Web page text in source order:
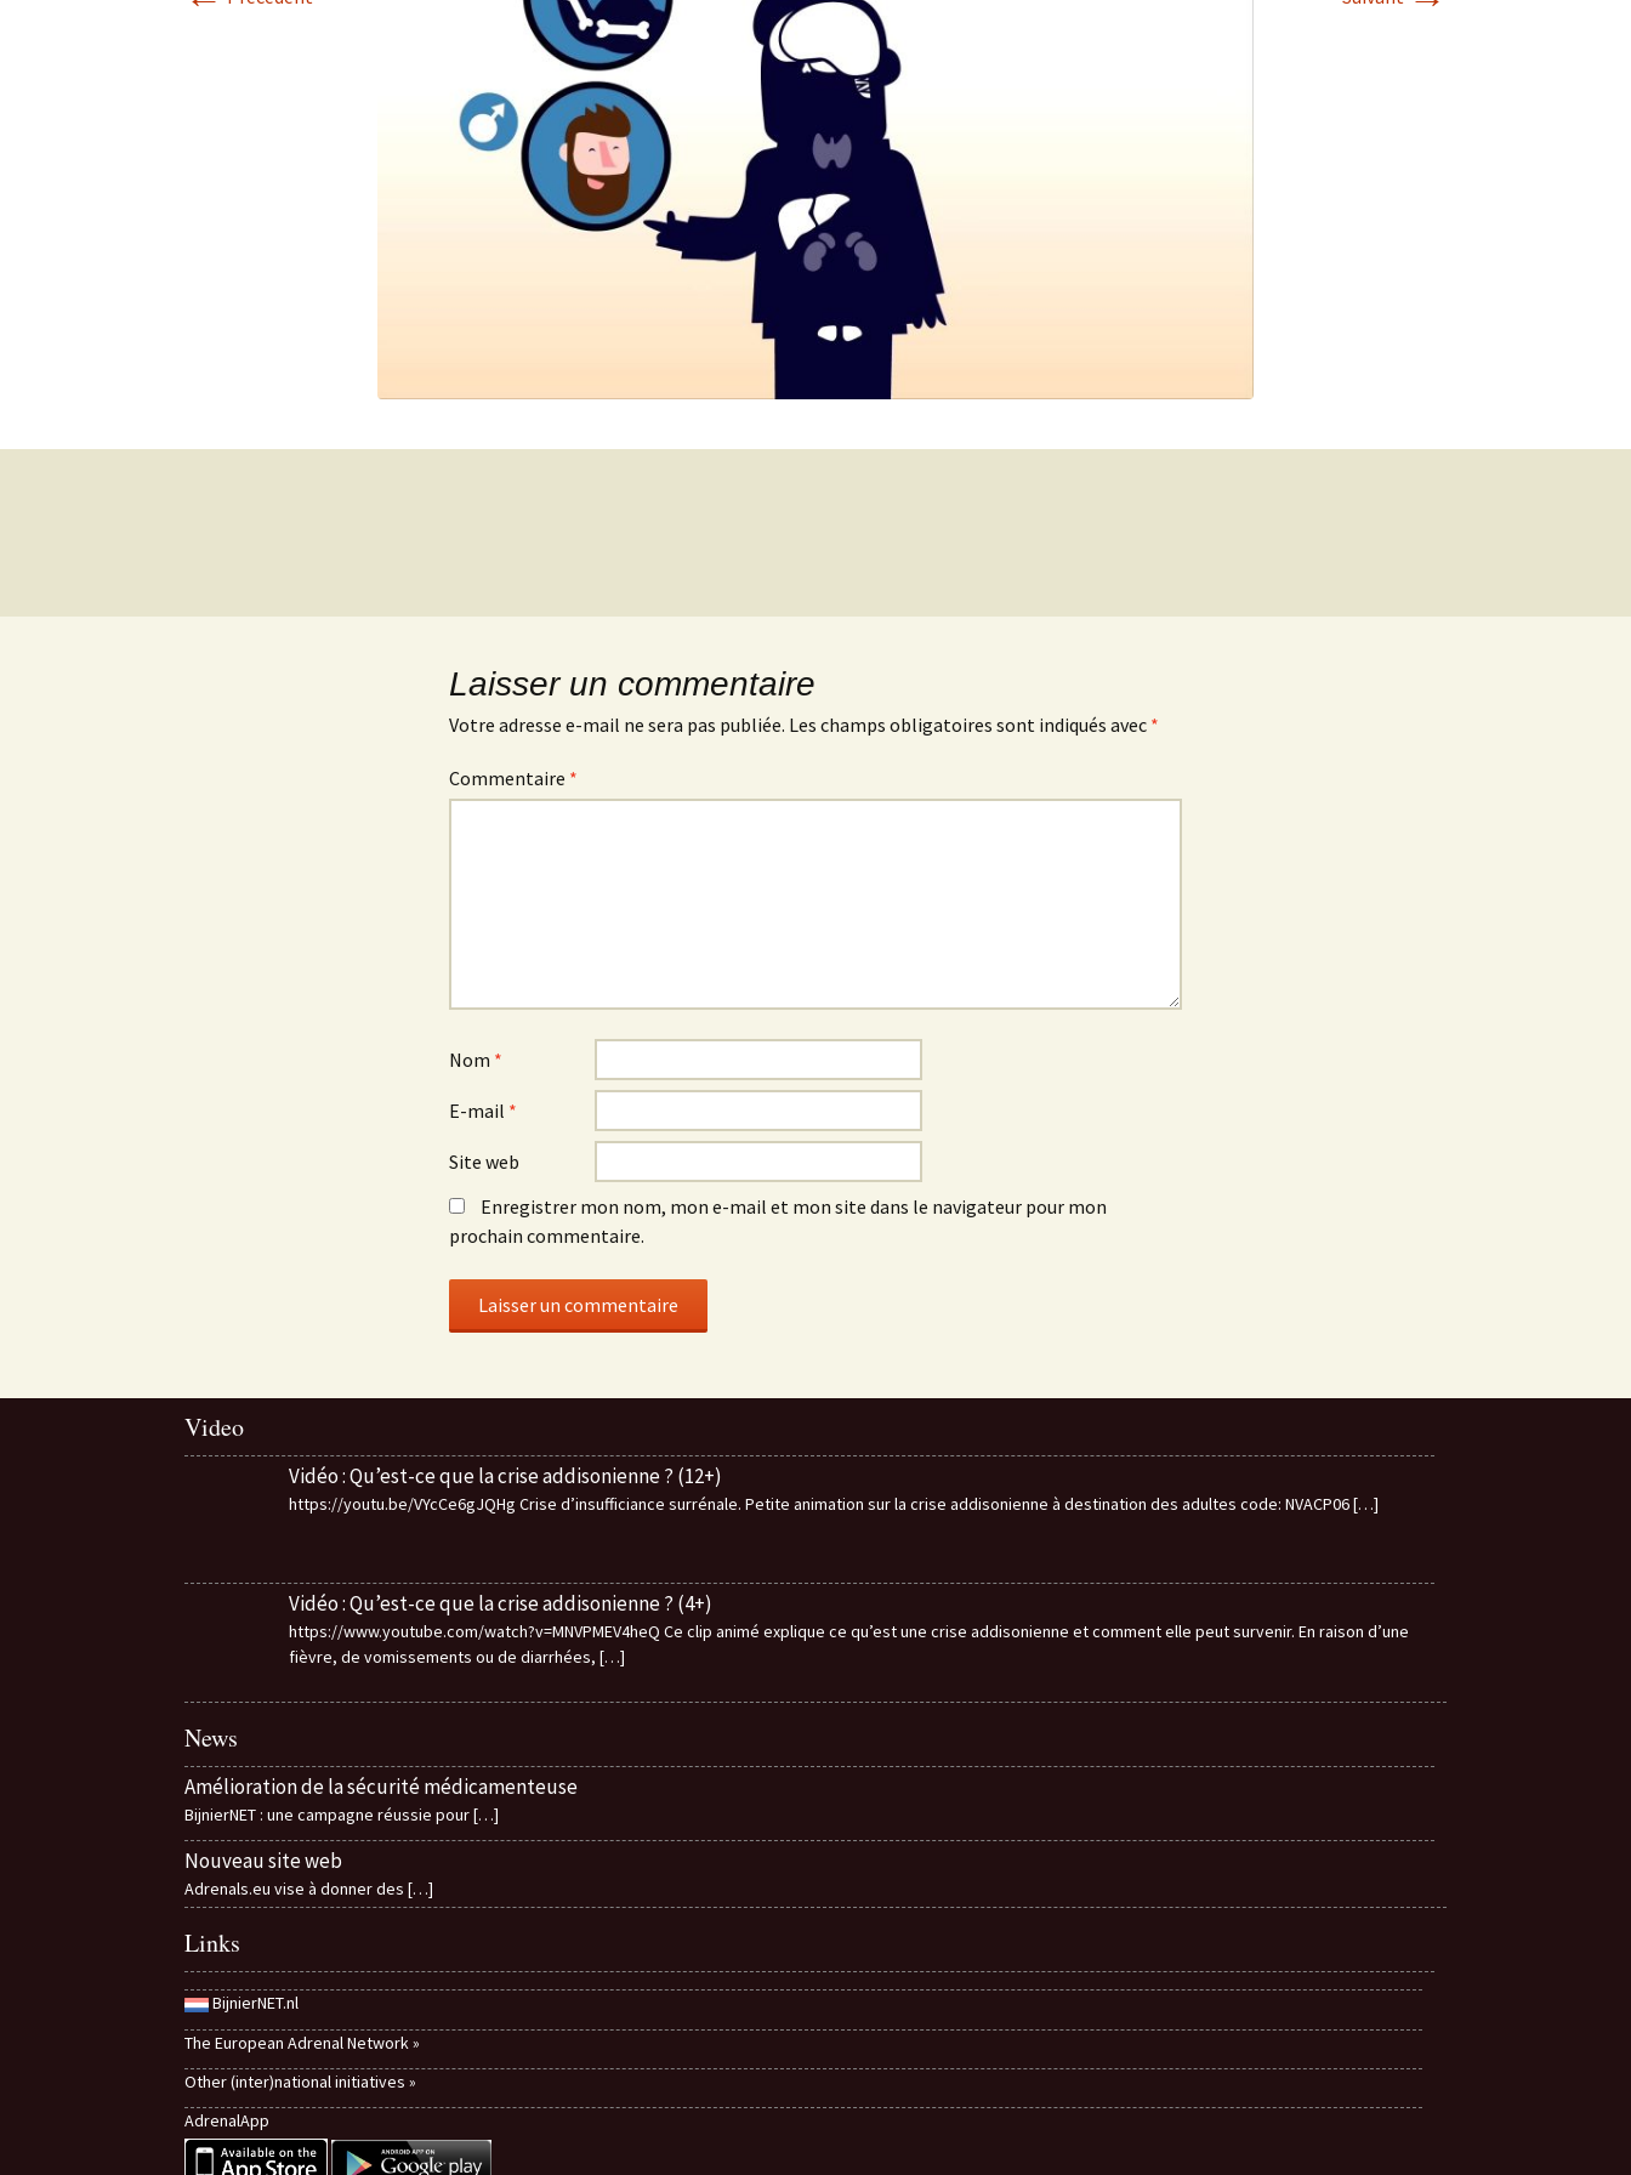
Maxi-Cosi ou ceinture.
Laisser un commentaire
Votre adresse e-mail ne sera pas publiée. Les champs obligatoires sont indiqués avec *
Commentaire *
Nom *
E-mail *
Site web
Enregistrer mon nom, mon e-mail et mon site dans le navigateur pour mon
prochain commentaire.
Video
Vidéo : Qu’est-ce que la crise addisonienne ? (12+)
https://youtu.be/VYcCe6gJQHg Crise d’insufficiance surrénale. Petite animation sur la crise addisonienne à destination des adultes code: NVACP06[…]
Vidéo : Qu’est-ce que la crise addisonienne ? (4+)
https://www.youtube.com/watch?v=MNVPMEV4heQ Ce clip animé explique ce qu’est une crise addisonienne et comment elle peut survenir. En raison d’une
fièvre, de vomissements ou de diarrhées, […]
News
Amélioration de la sécurité médicamenteuse
BijnierNET : une campagne réussie pour[…]
Nouveau site web
Adrenals.eu vise à donner des […]
Links
BijnierNET.nl
The European Adrenal Network »
Other (inter)national initiatives »
AdrenalApp